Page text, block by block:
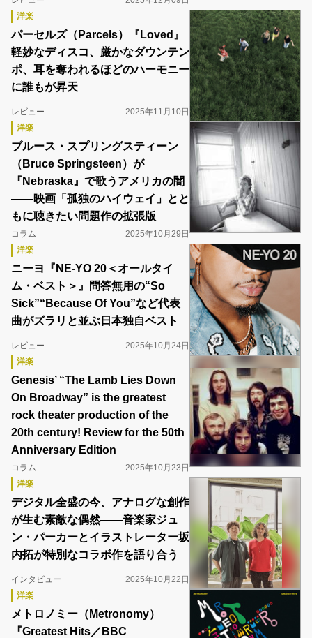
洋楽
パーセルズ（Parcels）『Loved』
軽妙なディスコ、厳かなダウンテン
ポ、耳を奪われるほどのハーモニー
に誰もが昇天
レビュー
2025年11月10日
洋楽
ブルース・スプリングスティーン
（Bruce Springsteen）が
『Nebraska』で歌うアメリカの闇
――映画「孤独のハイウェイ」とと
もに聴きたい問題作の拡張版
コラム
2025年10月29日
洋楽
ニーヨ『NE-YO 20＜オールタイ
ム・ベスト＞』問答無用の“So
Sick”“Because Of You”など代表
曲がズラリと並ぶ日本独自ベスト
レビュー
2025年10月24日
洋楽
Genesis’ “The Lamb Lies Down
On Broadway” is the greatest
rock theater production of the
20th century! Review for the 50th
Anniversary Edition
コラム
2025年10月23日
洋楽
デジタル全盛の今、アナログな創作
が生む素敵な偶然――音楽家ジュ
ン・パーカーとイラストレーター坂
内拓が特別なコラボ作を語り合う
インタビュー
2025年10月22日
洋楽
メトロノミー（Metronomy）
『Greatest Hits／BBC